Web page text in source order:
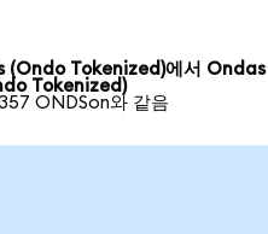
(Ondo Tokenized)에서 Ondas
Tokenized)
ONDSon와 같음